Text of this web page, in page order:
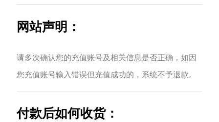
网站声明：
请多次确认您的充值账号及相关信息是否正确，如因
您充值账号输入错误但充值成功的，系统不予退款。
付款后如何收货：